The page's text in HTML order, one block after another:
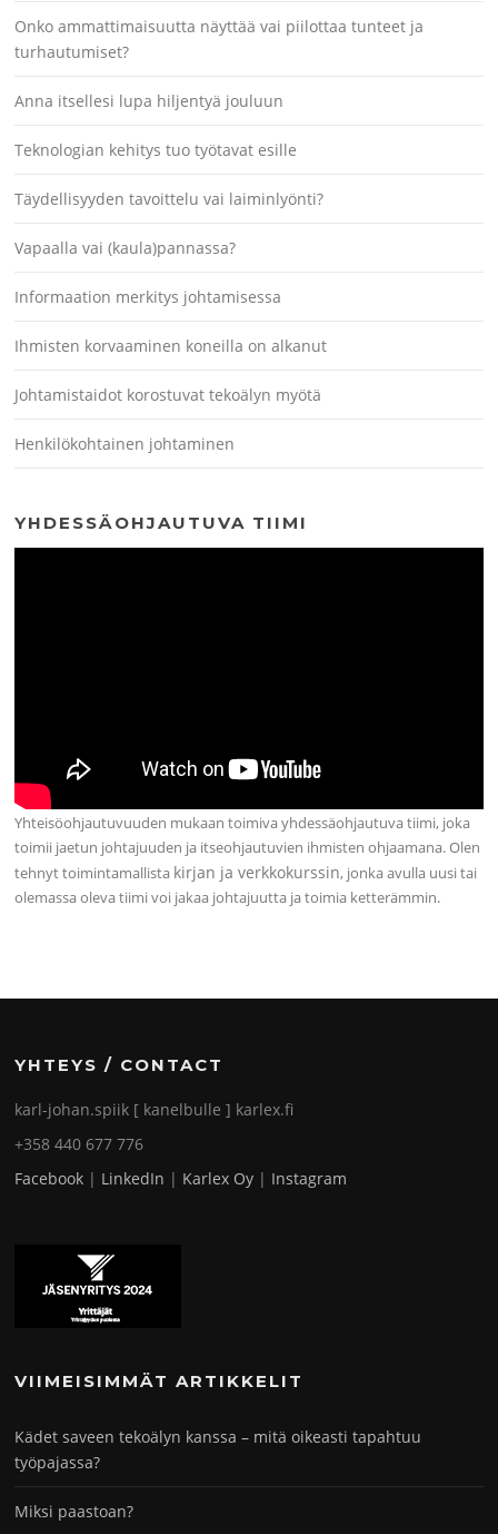
Onko ammattimaisuutta näyttää vai piilottaa tunteet ja
turhautumiset?
Anna itsellesi lupa hiljentyä jouluun
Teknologian kehitys tuo työtavat esille
Täydellisyyden tavoittelu vai laiminlyönti?
Vapaalla vai (kaula)pannassa?
Informaation merkitys johtamisessa
Ihmisten korvaaminen koneilla on alkanut
Johtamistaidot korostuvat tekoälyn myötä
Henkilökohtainen johtaminen
YHDESSÄOHJAUTUVA TIIMI
Yhteisöohjautuvuuden mukaan toimiva yhdessäohjautuva tiimi, joka
toimii jaetun johtajuuden ja itseohjautuvien ihmisten ohjaamana. Olen
tehnyt toimintamallista kirjan ja verkkokurssin, jonka avulla uusi tai
olemassa oleva tiimi voi jakaa johtajuutta ja toimia ketterämmin.
YHTEYS / CONTACT
karl-johan.spiik [ kanelbulle ] karlex.fi
+358 440 677 776
Facebook | LinkedIn | Karlex Oy | Instagram
VIIMEISIMMÄT ARTIKKELIT
Kädet saveen tekoälyn kanssa – mitä oikeasti tapahtuu
työpajassa?
Miksi paastoan?